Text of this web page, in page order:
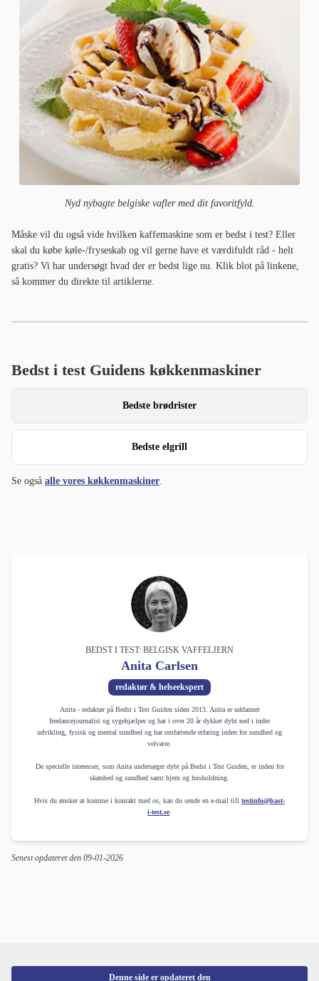
Nyd nybagte belgiske vafler med dit favoritfyld.
Måske vil du også vide hvilken kaffemaskine som er bedst i test? Eller
skal du købe køle-/fryseskab og vil gerne have et værdifuldt råd - helt
gratis? Vi har undersøgt hvad der er bedst lige nu. Klik blot på linkene,
så kommer du direkte til artiklerne.
Bedst i test Guidens køkkenmaskiner
Bedste brødrister
Bedste elgrill
Se også alle vores køkkenmaskiner
BEDST I TEST: BELGISK VAFFELJERN
Anita Carlsen
redaktør & helseekspert
Anita - redaktør på Bedst i Test Guiden siden 2013. Anita er uddannet
freelancejournalist og sygehjælper og har i over 20 år dykket dybt ned i indre
udvikling, fysisk og mental sundhed og har omfattende erfaring inden for sundhed og
velvære.
De specielle interesser, som Anita undersøger dybt på Bedst i Test Guiden, er inden for
skønhed og sundhed samt hjem og husholdning.
Hvis du ønsker at komme i kontakt med os, kan du sende en e-mail till testinfo@bast-
i-test.se
Senest opdateret den 09-01-2026
Denne side er opdateret den